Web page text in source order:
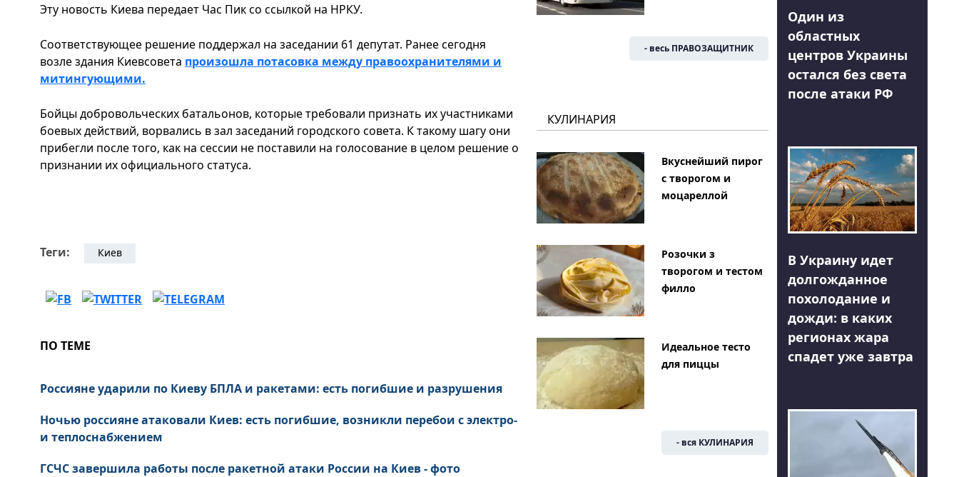
Эту новость Киева передает Час Пик со ссылкой на НРКУ.
Соответствующее решение поддержал на заседании 61 депутат. Ранее сегодня
возле здания Киевсовета произошла потасовка между правоохранителями и
митингующими.
Бойцы добровольческих батальонов, которые требовали признать их участниками
боевых действий, ворвались в зал заседаний городского совета. К такому шагу они
прибегли после того, как на сессии не поставили на голосование в целом решение о
признании их официального статуса.
Теги: Киев
ПО ТЕМЕ
Россияне ударили по Киеву БПЛА и ракетами: есть погибшие и разрушения
Ночью россияне атаковали Киев: есть погибшие, возникли перебои с электро-
и теплоснабжением
ГСЧС завершила работы после ракетной атаки России на Киев - фото
- весь ПРАВОЗАЩИТНИК
КУЛИНАРИЯ
Вкуснейший пирог
с творогом и
моцареллой
Розочки з
творогом и тестом
филло
Идеальное тесто
для пиццы
- вся КУЛИНАРИЯ
Один из
областных
центров Украины
остался без света
после атаки РФ
В Украину идет
долгожданное
похолодание и
дожди: в каких
регионах жара
спадет уже завтра